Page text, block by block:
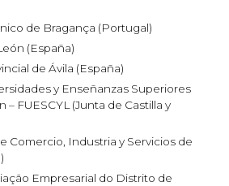
de Bragança (Portugal)
(España)
de Ávila (España)
y Enseñanzas Superiores
– FUESCYL (Junta de Castilla y
Comercio, Industria y Servicios de
Empresarial do Distrito de